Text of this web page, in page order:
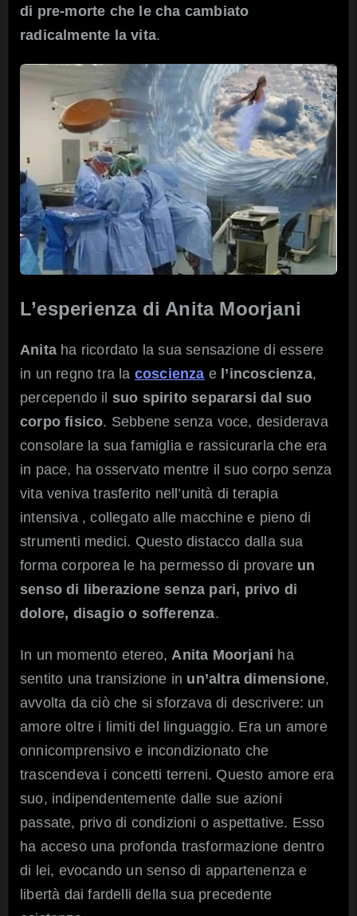
di pre-morte che le cha cambiato
radicalmente la vita.
L’esperienza di Anita Moorjani
Anita ha ricordato la sua sensazione di essere
in un regno tra la coscienza e l’incoscienza,
percependo il suo spirito separarsi dal suo
corpo fisico. Sebbene senza voce, desiderava
consolare la sua famiglia e rassicurarla che era
in pace, ha osservato mentre il suo corpo senza
vita veniva trasferito nell’unità di terapia
intensiva , collegato alle macchine e pieno di
strumenti medici. Questo distacco dalla sua
forma corporea le ha permesso di provare un
senso di liberazione senza pari, privo di
dolore, disagio o sofferenza.
In un momento etereo, Anita Moorjani ha
sentito una transizione in un’altra dimensione,
avvolta da ciò che si sforzava di descrivere: un
amore oltre i limiti del linguaggio. Era un amore
onnicomprensivo e incondizionato che
trascendeva i concetti terreni. Questo amore era
suo, indipendentemente dalle sue azioni
passate, privo di condizioni o aspettative. Esso
ha acceso una profonda trasformazione dentro
di lei, evocando un senso di appartenenza e
libertà dai fardelli della sua precedente